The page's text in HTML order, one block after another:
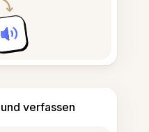
verfassen